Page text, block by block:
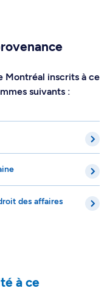
Montréal inscrits à ce
suivants :
des affaires
à ce